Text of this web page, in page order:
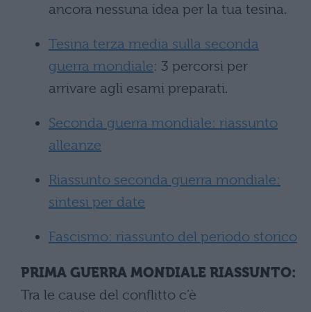
ancora nessuna idea per la tua tesina.
Tesina terza media sulla seconda
guerra mondiale: 3 percorsi per
arrivare agli esami preparati.
Seconda guerra mondiale: riassunto
alleanze
Riassunto seconda guerra mondiale:
sintesi per date
Fascismo: riassunto del periodo storico
PRIMA GUERRA MONDIALE RIASSUNTO:
Tra le cause del conflitto c’è